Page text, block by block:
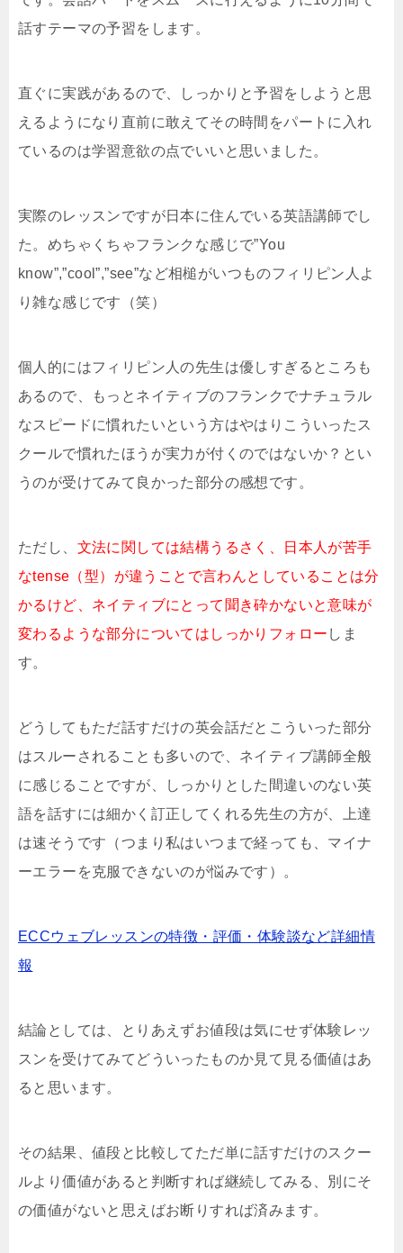
話すテーマの予習をします。
直ぐに実践があるので、しっかりと予習をしようと思
えるようになり直前に敢えてその時間をパートに入れ
ているのは学習意欲の点でいいと思いました。
実際のレッスンですが日本に住んでいる英語講師でし
た。めちゃくちゃフランクな感じで”You
know”,”cool”,”see”など相槌がいつものフィリピン人よ
り雑な感じです（笑）
個人的にはフィリピン人の先生は優しすぎるところも
あるので、もっとネイティブのフランクでナチュラル
なスピードに慣れたいという方はやはりこういったス
クールで慣れたほうが実力が付くのではないか？とい
うのが受けてみて良かった部分の感想です。
ただし、 文法に関しては結構うるさく、日本人が苦手
なtense（型）が違うことで言わんとしていることは分
かるけど、ネイティブにとって聞き砕かないと意味が
変わるような部分についてはしっかりフォロー しま
す。
どうしてもただ話すだけの英会話だとこういった部分
はスルーされることも多いので、ネイティブ講師全般
に感じることですが、しっかりとした間違いのない英
語を話すには細かく訂正してくれる先生の方が、上達
は速そうです（つまり私はいつまで経っても、マイナ
ーエラーを克服できないのが悩みです）。
ECCウェブレッスンの特徴・評価・体験談など詳細情
報
結論としては、とりあえずお値段は気にせず体験レッ
スンを受けてみてどういったものか見て見る価値はあ
ると思います。
その結果、値段と比較してただ単に話すだけのスクー
ルより価値があると判断すれば継続してみる、別にそ
の価値がないと思えばお断りすれば済みます。